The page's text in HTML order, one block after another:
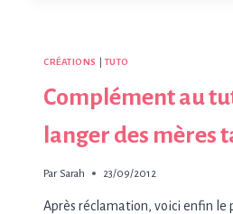
CRÉATIONS |TUTO
Complément au
langer des mères
Par Sarah 23/09/2012
Après réclamation, voici enfin le